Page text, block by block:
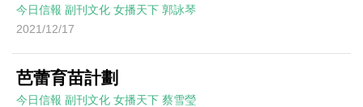
今日信報 副刊文化 女播天下 郭詠琴
2021/12/17
芭蕾育苗計劃
今日信報 副刊文化 女播天下 蔡雪瑩